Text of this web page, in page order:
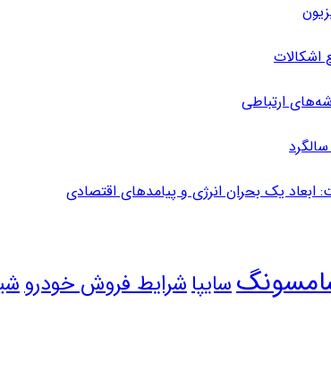
ارتباطی
یک بحران انرژی و پیامدهای اقتصادی
سایپاشرایط فروش خودرو